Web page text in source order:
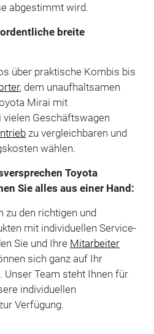
abgestimmt wird.
breite
über praktische Kombis bis
, dem unaufhaltsamen
Mirai mit
Geschäftswagen
zu vergleichbaren und
wählen.
Toyota
Sie alles aus einer Hand:
zu den richtigen und
mit individuellen Service-
Sie und Ihre Mitarbeiter
sich ganz auf Ihr
Unser Team steht Ihnen für
individuellen
Verfügung.